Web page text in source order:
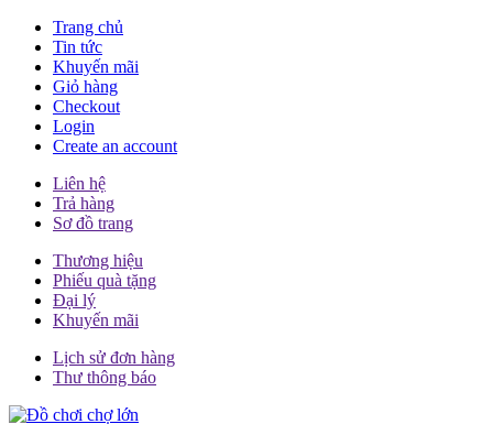
Trang chủ
Tin tức
Khuyến mãi
Giỏ hàng
Checkout
Login
Create an account
Liên hệ
Trả hàng
Sơ đồ trang
Thương hiệu
Phiếu quà tặng
Đại lý
Khuyến mãi
Lịch sử đơn hàng
Thư thông báo